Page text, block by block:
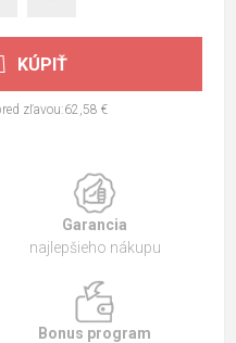
KÚPIŤ
zľavou:62,58 €
Garancia
najlepšieho nákupu
Bonus program